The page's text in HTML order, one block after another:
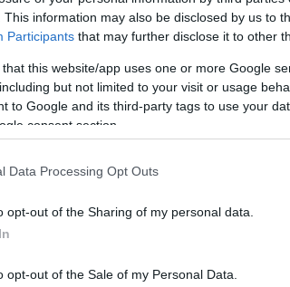
This information may also be disclosed by us to
Participants that may further disclose it to other
that this website/app uses one or more Google
but not limited to your visit or usage
to Google and its third-party tags to use your
consent section.
Data Processing Opt Outs
opt-out of the Sharing of my personal data.
opt-out of the Sale of my Personal Data.
35 του παίζει ακόμα στην βρετανική
και πάλι ο κορυφαίος της ομάδας
πρώτη φορά σε νοκ άουτ φάση του
τη Σερβία ή την Τουρκία.
HANDSOME 🤯🤯
September 3, 2025